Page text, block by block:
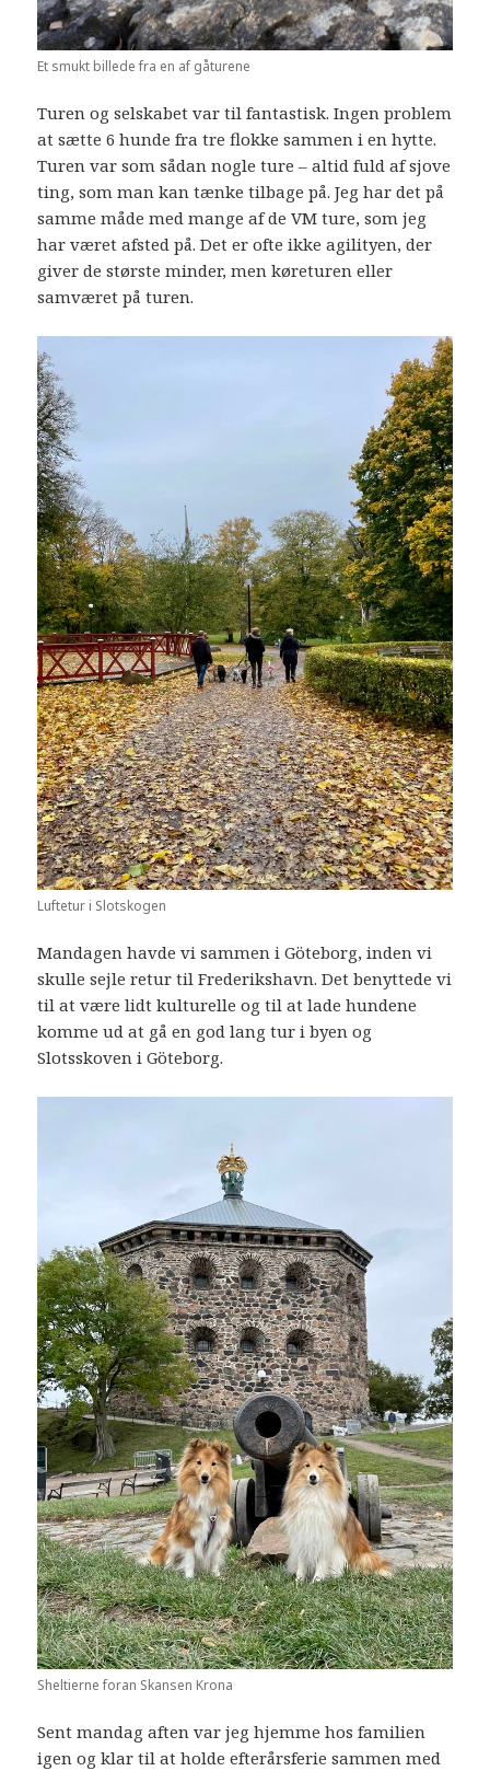
Et smukt billede fra en af gåturene
Turen og selskabet var til fantastisk. Ingen problem
at sætte 6 hunde fra tre flokke sammen i en hytte.
Turen var som sådan nogle ture – altid fuld af sjove
ting, som man kan tænke tilbage på. Jeg har det på
samme måde med mange af de VM ture, som jeg
har været afsted på. Det er ofte ikke agilityen, der
giver de største minder, men køreturen eller
samværet på turen.
Luftetur i Slotskogen
Mandagen havde vi sammen i Göteborg, inden vi
skulle sejle retur til Frederikshavn. Det benyttede vi
til at være lidt kulturelle og til at lade hundene
komme ud at gå en god lang tur i byen og
Slotsskoven i Göteborg.
Sheltierne foran Skansen Krona
Sent mandag aften var jeg hjemme hos familien
igen og klar til at holde efterårsferie sammen med